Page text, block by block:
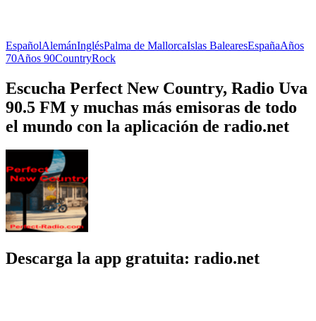
EspañolAlemánInglésPalma de MallorcaIslas BalearesEspañaAños
70Años 90CountryRock
Escucha Perfect New Country, Radio Uva
90.5 FM y muchas más emisoras de todo
el mundo con la aplicación de radio.net
Descarga la app gratuita: radio.net